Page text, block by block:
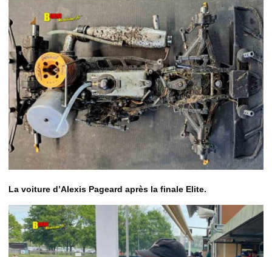
La voiture d’Alexis Pageard après la finale Elite.